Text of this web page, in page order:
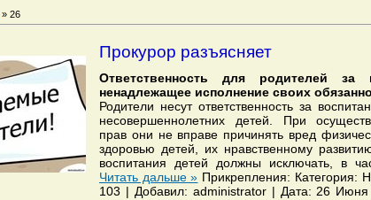
» 26
Прокурор разъясняет
Ответственность для родителей за
ненадлежащее исполнение своих
Родители несут ответственность за
несовершеннолетних детей. При
прав они не вправе причинять вред
здоровью детей, их нравственному
воспитания детей должны исключать, в
Читать дальше » Прикрепления: Категория:
103 | Добавил: administrator | Дата: 26